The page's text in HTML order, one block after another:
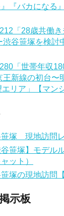
』『バカになる
「28歳共働
渋谷笹塚を検討
「世帯年収
王新線の初台〜
リア」【マン
塚 現地訪問レ
谷笹塚】モデル
ット）
塚の現地訪問
示板